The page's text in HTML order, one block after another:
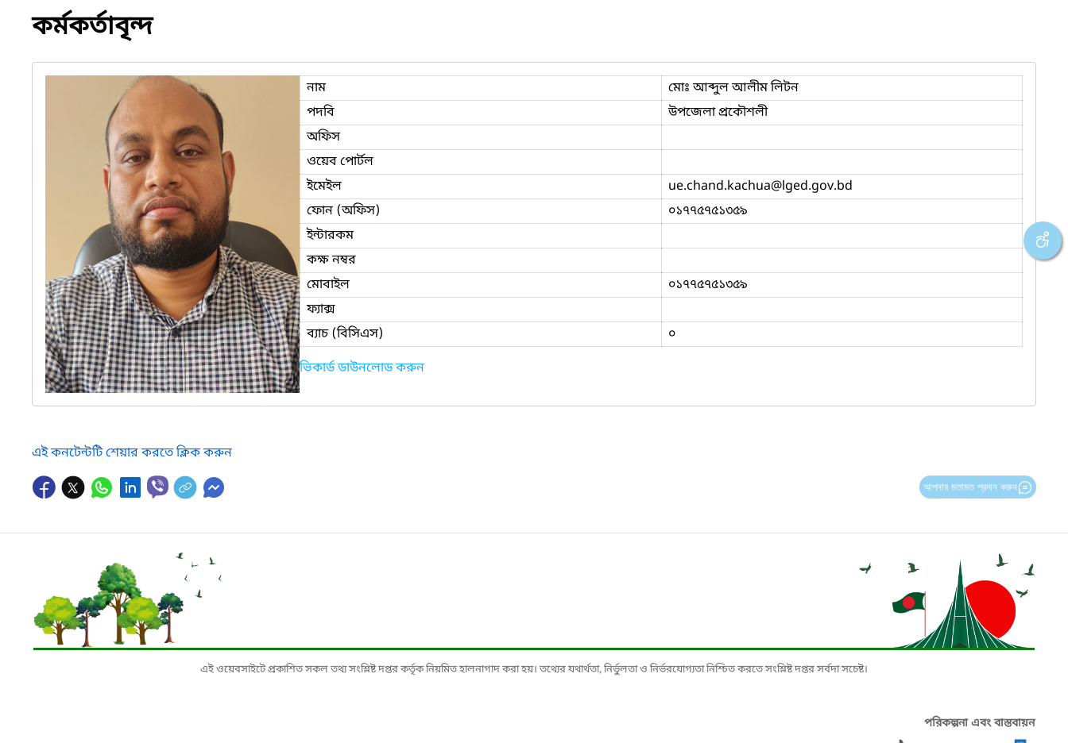
কর্মকর্তাবৃন্দ
নাম
মোঃ আব্দুল আলীম লিটন
পদবি
উপজেলা প্রকৌশলী
অফিস
ওয়েব পোর্টল
ইমেইল
ue.chand.kachua@lged.gov.bd
ফোন (অফিস)
০১৭৭৫৭৫১৩৫৯
ইন্টারকম
কক্ষ নম্বর
মোবাইল
০১৭৭৫৭৫১৩৫৯
ফ্যাক্স
ব্যাচ (বিসিএস)
০
ভিকার্ড ডাউনলোড করুন
এই কনটেন্টটি শেয়ার করতে ক্লিক করুন
আপনার মতামত প্রদান করুন
এই ওয়েবসাইটে প্রকাশিত সকল তথ্য সংশ্লিষ্ট দপ্তর কর্তৃক নিয়মিত হালনাগাদ করা হয়। তথ্যের যথার্থতা, নির্ভুলতা ও নির্ভরযোগ্যতা নিশ্চিত করতে সংশ্লিষ্ট দপ্তর সর্বদা সচেষ্ট।
পরিকল্পনা এবং বাস্তবায়ন